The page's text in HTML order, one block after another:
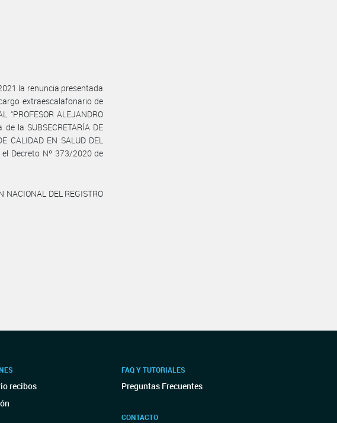
la renuncia presentada
extraescalafonario de
ALEJANDRO
la SUBSECRETARÍA DE
CALIDAD EN SALUD DEL
el Decreto Nº 373/2020 de
DEL REGISTRO
recibos
FAQ Y TUTORIALES
Preguntas Frecuentes
CONTACTO